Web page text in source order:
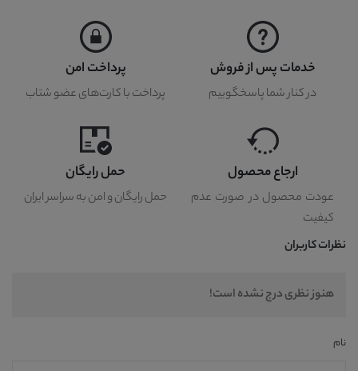
خدمات پس از فروش
در کنار شما پاسخگوییم
پرداخت امن
پرداخت با کارت‌های عضو شتاب
ارجاع محصول
عودت محصول در صورت عدم
کیفیت
حمل رایگان
حمل رایگان و امن به سراسر ایران
نظرات کاربران
هنوز نظری درج نشده است!
نام